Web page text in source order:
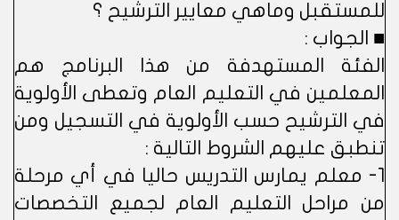
للمستقبل وماهي معايير الترشيح ؟
■ الجواب :
الفئة المستهدفة من هذا البرنامج هم
المعلمين في التعليم العام وتعطى الأولوية
في الترشيح حسب الأولوية في التسجيل ومن
تنطبق عليهم الشروط التالية :
1- معلم يمارس التدريس حاليا في أي مرحلة
من مراحل التعليم العام لجميع التخصصات